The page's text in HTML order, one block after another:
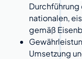
nationalen,
gemäß
Umsetzung